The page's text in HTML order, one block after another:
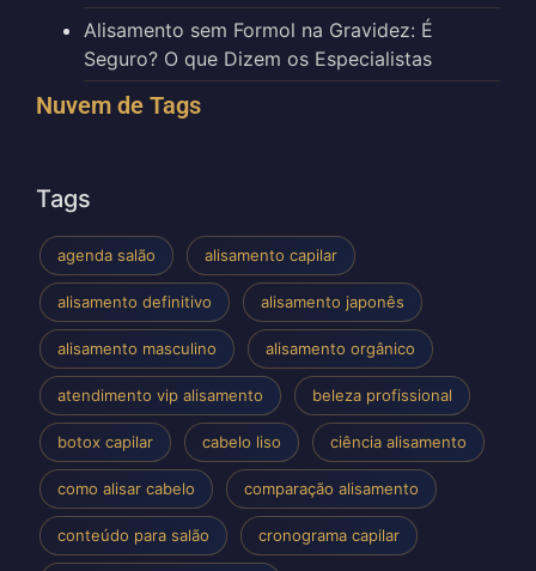
Alisamento sem Formol na Gravidez: É
Seguro? O que Dizem os Especialistas
Nuvem de Tags
Tags
agenda salão alisamento capilar
alisamento definitivo alisamento japonês
alisamento masculino alisamento orgânico
atendimento vip alisamento beleza profissional
botox capilar cabelo liso ciência alisamento
como alisar cabelo comparação alisamento
conteúdo para salão cronograma capilar